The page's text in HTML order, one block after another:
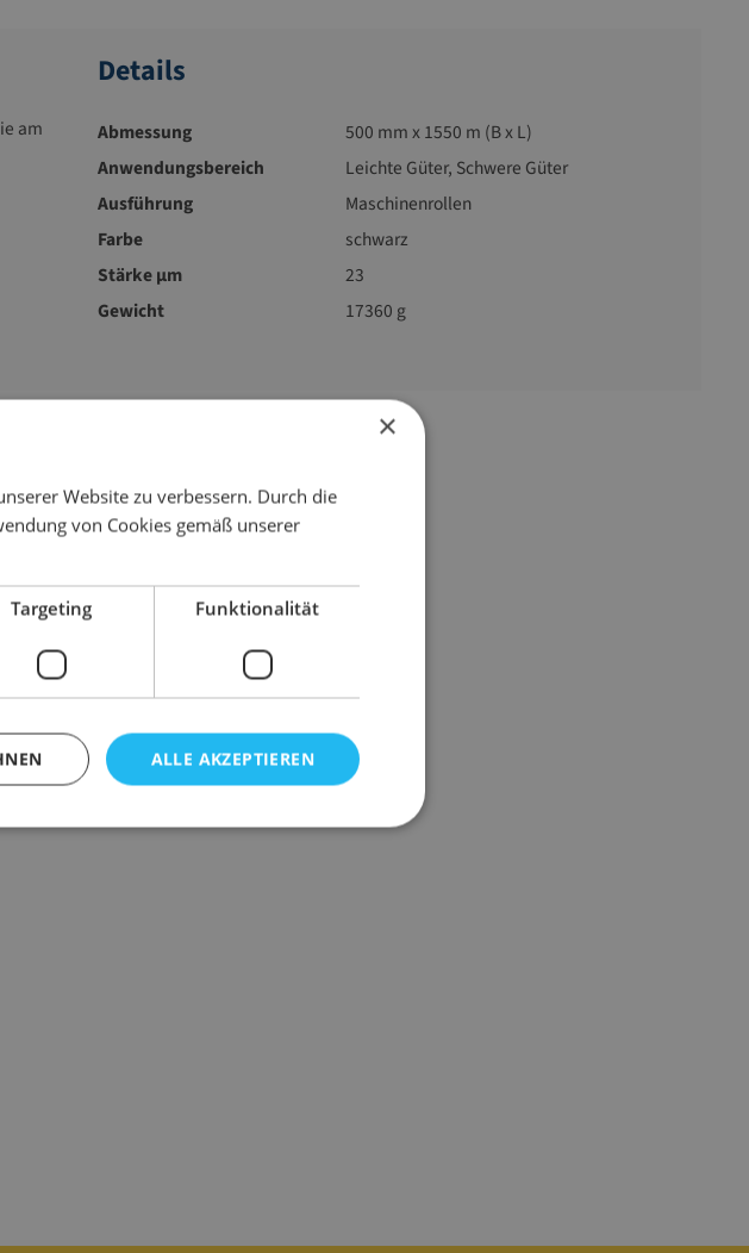
am
Details
Abmessung
500 mm x 1550 m (B x L)
Anwendungsbereich
Leichte Güter, Schwere Güter
Ausführung
Maschinenrollen
Farbe
schwarz
Stärke µm
23
Gewicht
17360 g
×
Website zu verbessern. Durch die
von Cookies gemäß unserer
Targeting Funktionalität
ALLE AKZEPTIEREN